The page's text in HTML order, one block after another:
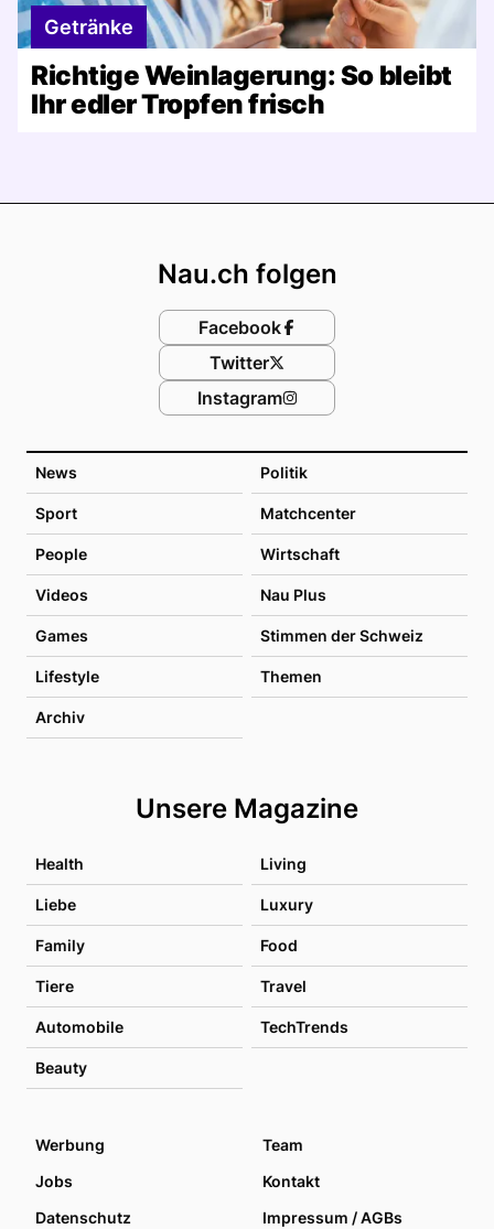
Getränke
Richtige Weinlagerung: So bleibt
Ihr edler Tropfen frisch
News Politik
Sport Matchcenter
People Wirtschaft
Videos Nau Plus
Games Stimmen der Schweiz
Lifestyle Themen
Archiv
Unsere Magazine
Health Living
Liebe Luxury
Family Food
Tiere Travel
Automobile TechTrends
Beauty
Nau.ch folgen
Facebook
Twitter
Instagram
Werbung
Team
Jobs
Kontakt
Datenschutz
Impressum / AGBs